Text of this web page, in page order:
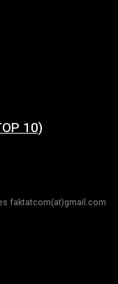
10)
faktatcom(at)gmail.com